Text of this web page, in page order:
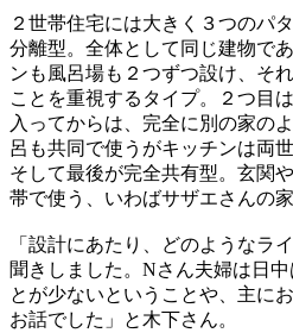
２世帯住宅には大きく３つのパ
分離型。全体として同じ建物で
ンも風呂場も２つずつ設け、そ
ことを重視するタイプ。２つ目
入ってからは、完全に別の家の
呂も共同で使うがキッチンは両
そして最後が完全共有型。玄関
帯で使う、いわばサザエさんの
「設計にあたり、どのようなラ
聞きしました。Nさん夫婦は日
とが少ないということや、主に
お話でした」と木下さん。